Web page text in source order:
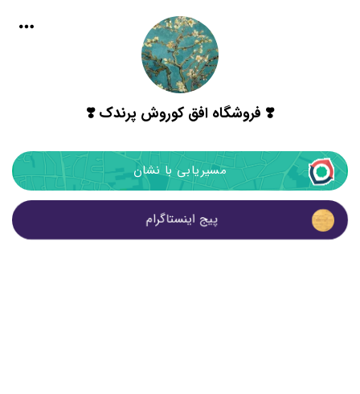
❣️ فروشگاه افق کوروش پرندک ❣️
مسیریابی با نشان
پیج اینستاگرام